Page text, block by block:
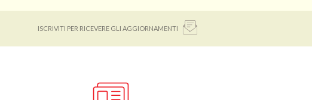
ISCRIVITI PER RICEVERE GLI AGGIORNAMENTI